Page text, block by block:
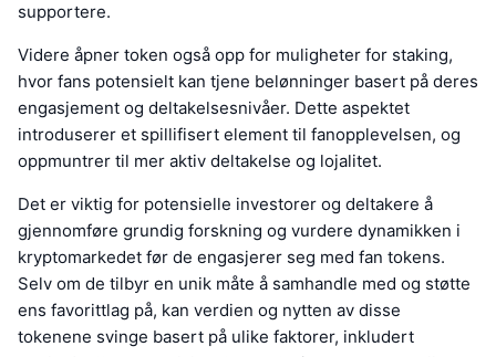
supportere.
Videre åpner token også opp for muligheter for staking,
hvor fans potensielt kan tjene belønninger basert på deres
engasjement og deltakelsesnivåer. Dette aspektet
introduserer et spillifisert element til fanopplevelsen, og
oppmuntrer til mer aktiv deltakelse og lojalitet.
Det er viktig for potensielle investorer og deltakere å
gjennomføre grundig forskning og vurdere dynamikken i
kryptomarkedet før de engasjerer seg med fan tokens.
Selv om de tilbyr en unik måte å samhandle med og støtte
ens favorittlag på, kan verdien og nytten av disse
tokenene svinge basert på ulike faktorer, inkludert